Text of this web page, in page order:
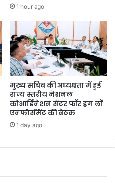
1 hour ago
मुख्य सचिव की अध्यक्षता में हुई
राज्य स्तरीय नेशनल
कोआर्डिनेशन सेंटर फॉर ड्रग लॉ
एनफोर्समेंट की बैठक
1 day ago